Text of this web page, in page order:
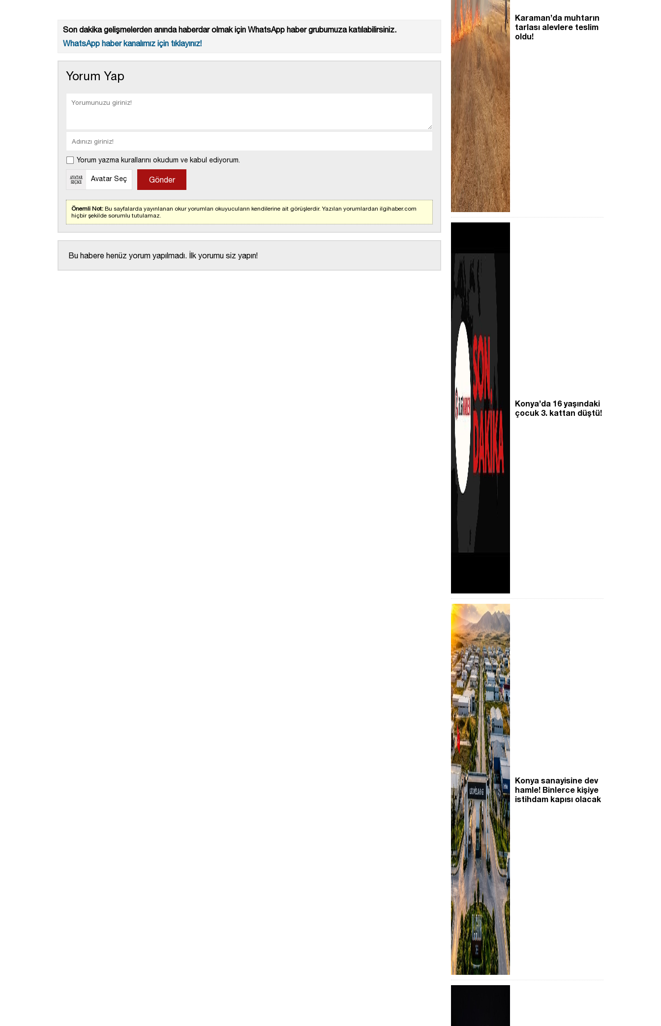
Son dakika gelişmelerden anında haberdar olmak için WhatsApp haber grubumuza katılabilirsiniz.
WhatsApp haber kanalımız için tıklayınız!
Yorum Yap
Yorum yazma kurallarını okudum ve kabul ediyorum.
Avatar Seç
Önemli Not: Bu sayfalarda yayınlanan okur yorumları okuyucuların kendilerine ait görüşlerdir. Yazılan yorumlardan ilgihaber.com
hiçbir şekilde sorumlu tutulamaz.
Bu habere henüz yorum yapılmadı. İlk yorumu siz yapın!
Karaman’da muhtarın
tarlası alevlere teslim
oldu!
Konya’da 16 yaşındaki
çocuk 3. kattan düştü!
Konya sanayisine dev
hamle! Binlerce kişiye
istihdam kapısı olacak